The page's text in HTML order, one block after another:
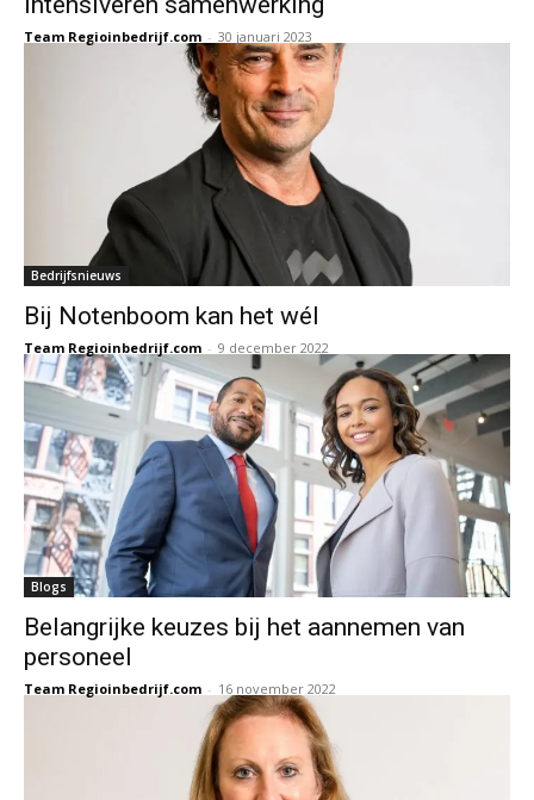
Team Regioinbedrijf.com - 30 januari 2023
Bedrijfsnieuws
Bij Notenboom kan het wél
Team Regioinbedrijf.com - 9 december 2022
Blogs
Belangrijke keuzes bij het aannemen van
personeel
Team Regioinbedrijf.com - 16 november 2022